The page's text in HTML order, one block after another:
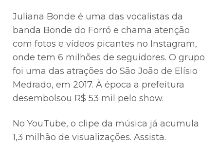
Juliana Bonde é uma das vocalistas da
banda Bonde do Forró e chama atenção
com fotos e vídeos picantes no Instagram,
onde tem 6 milhões de seguidores. O grupo
foi uma das atrações do São João de Elísio
Medrado, em 2017. À época a prefeitura
desembolsou R$ 53 mil pelo show.
No YouTube, o clipe da música já acumula
1,3 milhão de visualizações. Assista.